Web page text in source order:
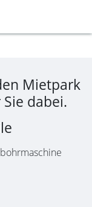
Mietpark
dabei.